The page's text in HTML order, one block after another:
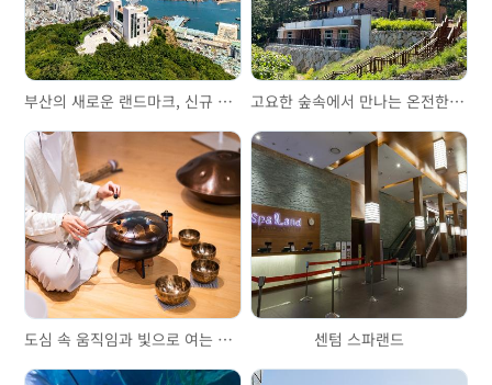
부산의 새로운 랜드마크, 신규 여행지 천마산 복합전망대 고요한 숲속에서 만나는 온전한 쉼, '국립부산승학산 치유의숲'
도심 속 움직임과 빛으로 여는 마음의 휴식, ‘빛으로 힐링 에콜’ 센텀 스파랜드